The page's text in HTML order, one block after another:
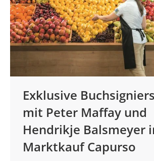
Exklusive
mit Peter Maffay und
Hendrikje Balsmeyer
Marktkauf Capurso